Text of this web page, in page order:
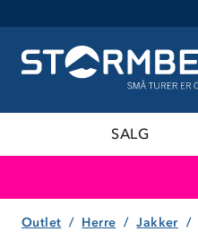
SALG
Outlet Herre Jakker